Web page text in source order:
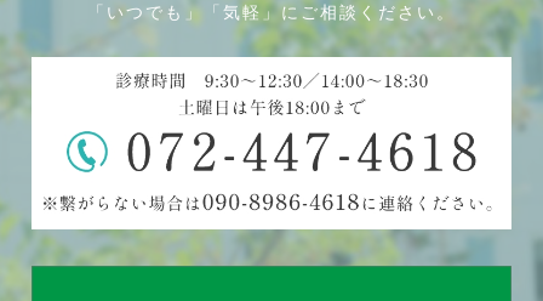
「いつでも」「気軽」にご相談ください。